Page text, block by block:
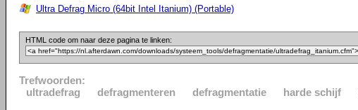
Ultra Defrag Micro (64bit Intel Itanium) (Portable)
HTML code om naar deze pagina te linken:
Trefwoorden:
ultradefrag
defragmenteren defragmentatie harde schijf